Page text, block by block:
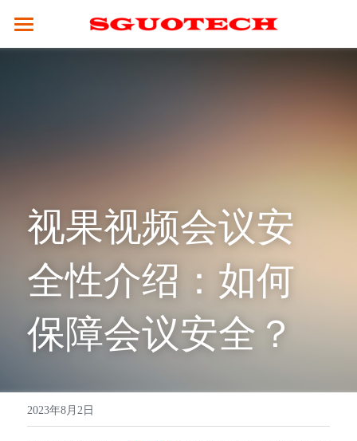
SGUOTECH
高性能并发MCU（MCU900）
4K融合型多点会议引擎 M800S-M
电视墙服务器 （VW-200）
MCU会控平板（SMC-100）
高清分体式终端（M800D）
高清一体式终端 (M700)
4K一体式终端（M30）
8K分体式终端（M800）
SCM2.0云平台
视频会议设备
视频会议摄像头
政务行业
集团企业
医疗行业
指挥调度
技术支持
常见问题解答
关于我们
公司简介
人才招聘
☎ 020-31078434
视果视频会议安
全性介绍：如何
保障会议安全？
2023年8月2日
商品分类